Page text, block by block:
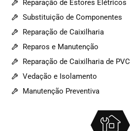
Reparação de Estores Elétricos
Substituição de Componentes
Reparação de Caixilharia
Reparos e Manutenção
Reparação de Caixilharia de PVC
Vedação e Isolamento
Manutenção Preventiva